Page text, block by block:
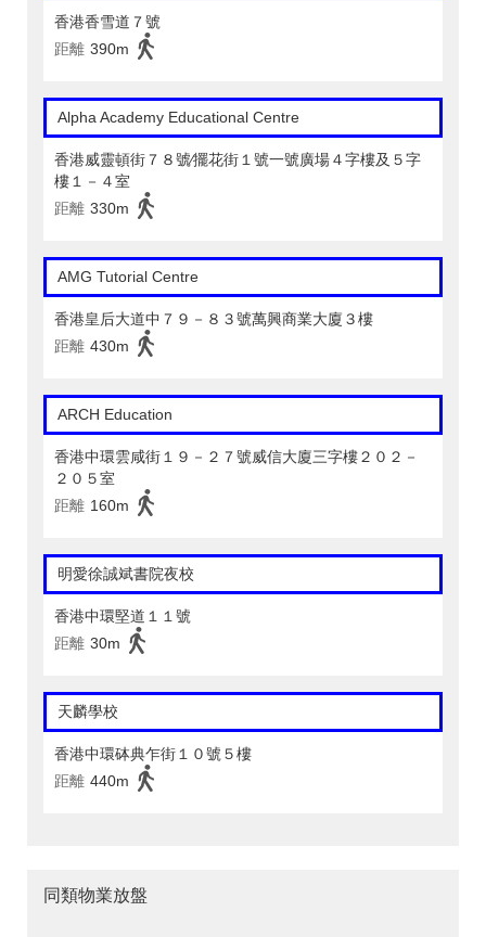
香港香雪道７號
距離 390m
Alpha Academy Educational Centre
香港威靈頓街７８號∕擺花街１號一號廣場４字樓及５字
樓１－４室
距離 330m
AMG Tutorial Centre
香港皇后大道中７９－８３號萬興商業大廈３樓
距離 430m
ARCH Education
香港中環雲咸街１９－２７號威信大廈三字樓２０２－
２０５室
距離 160m
明愛徐誠斌書院夜校
香港中環堅道１１號
距離 30m
天麟學校
香港中環砵典乍街１０號５樓
距離 440m
同類物業放盤